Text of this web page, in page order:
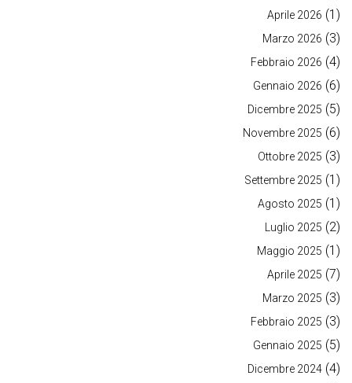
Aprile 2026 (1)
Marzo 2026 (3)
Febbraio 2026 (4)
Gennaio 2026 (6)
Dicembre 2025 (5)
Novembre 2025 (6)
Ottobre 2025 (3)
Settembre 2025 (1)
Agosto 2025 (1)
Luglio 2025 (2)
Maggio 2025 (1)
Aprile 2025 (7)
Marzo 2025 (3)
Febbraio 2025 (3)
Gennaio 2025 (5)
Dicembre 2024 (4)